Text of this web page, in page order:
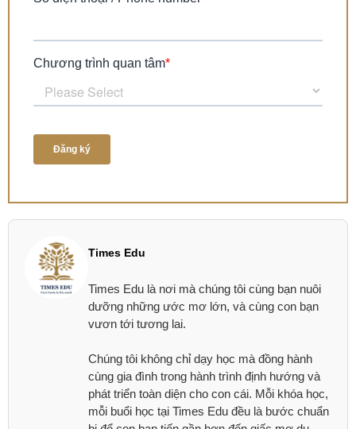
Times Edu
Times Edu là nơi mà chúng tôi cùng bạn nuôi
dưỡng những ước mơ lớn, và cùng con bạn
vươn tới tương lai.
Chúng tôi không chỉ dạy học mà đồng hành
cùng gia đình trong hành trình định hướng và
phát triển toàn diện cho con cái. Mỗi khóa học,
mỗi buổi học tại Times Edu đều là bước chuẩn